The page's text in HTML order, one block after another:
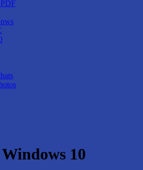
Windows 10